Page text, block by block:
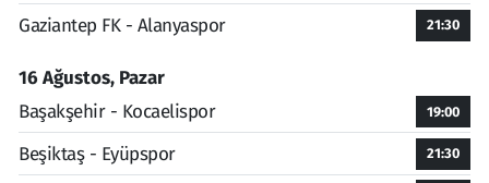
Gaziantep FK - Alanyaspor 21:30
16 Ağustos, Pazar
Başakşehir - Kocaelispor
19:00
Beşiktaş - Eyüpspor 21:30